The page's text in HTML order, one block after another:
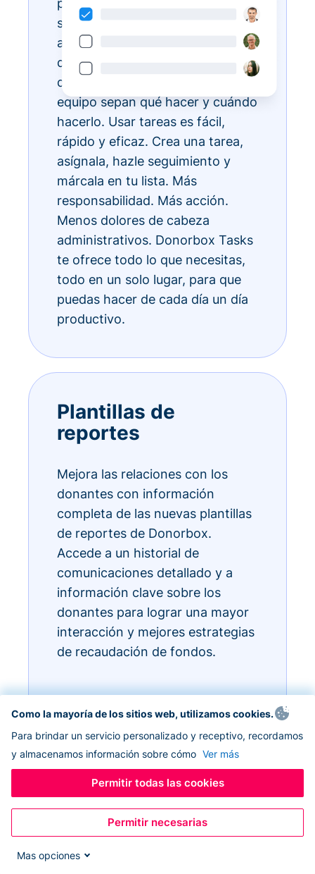
puedes organizar, priorizar y
simplificar todas tus tareas
administrativas diarias, todo
dentro del ecosistema CRM, para
que todos los miembros de tu
equipo sepan qué hacer y cuándo
hacerlo. Usar tareas es fácil,
rápido y eficaz. Crea una tarea,
asígnala, hazle seguimiento y
márcala en tu lista. Más
responsabilidad. Más acción.
Menos dolores de cabeza
administrativos. Donorbox Tasks
te ofrece todo lo que necesitas,
todo en un solo lugar, para que
puedas hacer de cada día un día
productivo.
Plantillas de
reportes
Mejora las relaciones con los
donantes con información
completa de las nuevas plantillas
de reportes de Donorbox.
Accede a un historial de
comunicaciones detallado y a
información clave sobre los
donantes para lograr una mayor
interacción y mejores estrategias
de recaudación de fondos.
Como la mayoría de los sitios web, utilizamos cookies.
Para brindar un servicio personalizado y receptivo, recordamos
y almacenamos información sobre cómo Ver más
Permitir todas las cookies
Permitir necesarias
Mas opciones